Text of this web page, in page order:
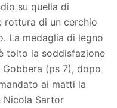
su quella di
rottura di un cerchio
La medaglia di legno
tolto la soddisfazione
Gobbera (ps 7), dopo
ai matti la
Nicola Sartor